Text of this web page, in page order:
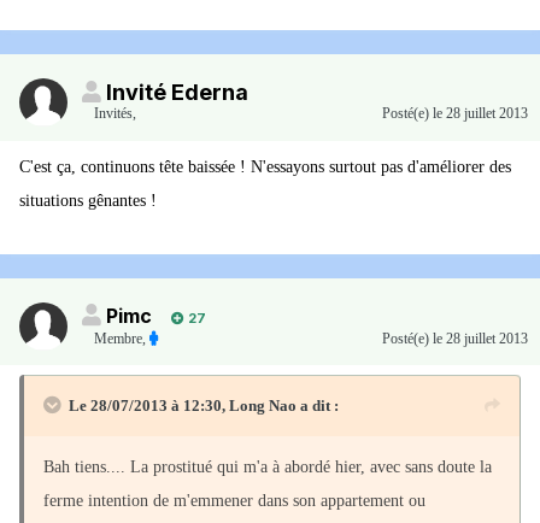
Invité Ederna
Invités Posté(e) le 28 juillet 2013
C'est ça, continuons tête baissée ! N'essayons surtout pas d'améliorer des
situations gênantes !
Pimc
27
Membre
Posté(e) le 28 juillet 2013
Le 28/07/2013 à 12:30, Long Nao a dit :
Bah tiens.... La prostitué qui m'a à abordé hier, avec sans doute la
ferme intention de m'emmener dans son appartement ou